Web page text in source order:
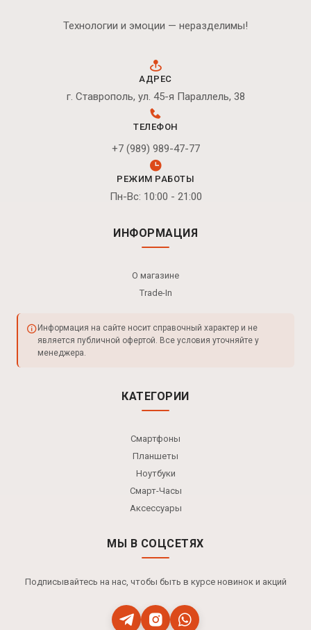
Технологии и эмоции — неразделимы!
АДРЕС
г. Ставрополь, ул. 45-я Параллель, 38
ТЕЛЕФОН
+7 (989) 989-47-77
РЕЖИМ РАБОТЫ
Пн-Вс: 10:00 - 21:00
ИНФОРМАЦИЯ
О магазине
Trade-In
Информация на сайте носит справочный характер и не
является публичной офертой. Все условия уточняйте у
менеджера.
КАТЕГОРИИ
Смартфоны
Планшеты
Ноутбуки
Смарт-Часы
Аксессуары
МЫ В СОЦСЕТЯХ
Подписывайтесь на нас, чтобы быть в курсе новинок и акций